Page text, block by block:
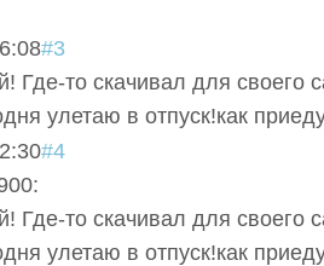
#3
Где-то скачивал для своего
улетаю в отпуск!как
#4
Где-то скачивал для своего
улетаю в отпуск!как